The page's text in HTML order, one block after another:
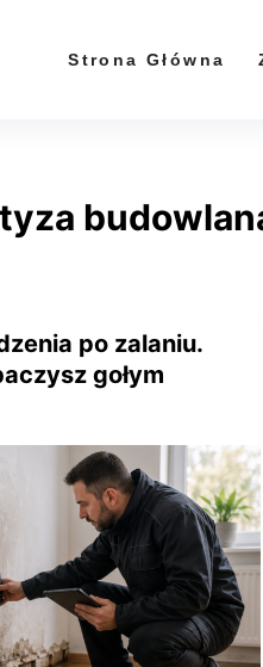
Strona Główna
po zalaniu.
gołym